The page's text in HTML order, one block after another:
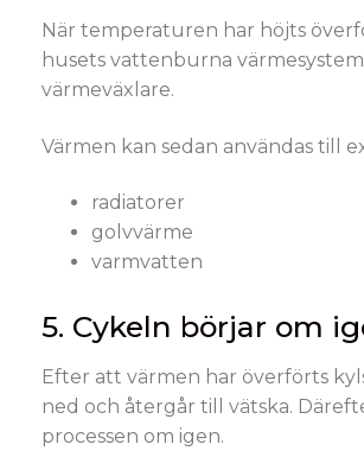
När temperaturen har höjts
husets vattenburna
värmeväxlare.
Värmen kan sedan användas till
radiatorer
golvvärme
varmvatten
5. Cykeln börjar om
Efter att värmen har överförts
ned och återgår till vätska.
processen om igen.